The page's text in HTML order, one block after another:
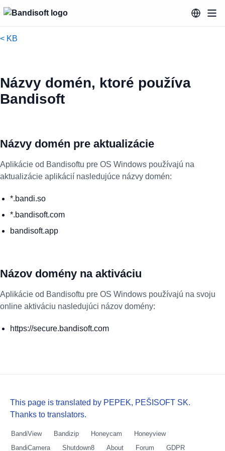
< KB
Názvy domén, ktoré používa
Bandisoft
Názvy domén pre aktualizácie
Aplikácie od Bandisoftu pre OS Windows používajú na
aktualizácie aplikácií nasledujúce názvy domén:
*.bandi.so
*.bandisoft.com
bandisoft.app
Názov domény na aktiváciu
Aplikácie od Bandisoftu pre OS Windows používajú na svoju
online aktiváciu nasledujúci názov domény:
https://secure.bandisoft.com
This page is translated by PEPEK, PEŠISOFT SK.
Thanks to translators.
BandiView Bandizip Honeycam
Honeyview
BandiCamera
Shutdown8 About Forum GDPR